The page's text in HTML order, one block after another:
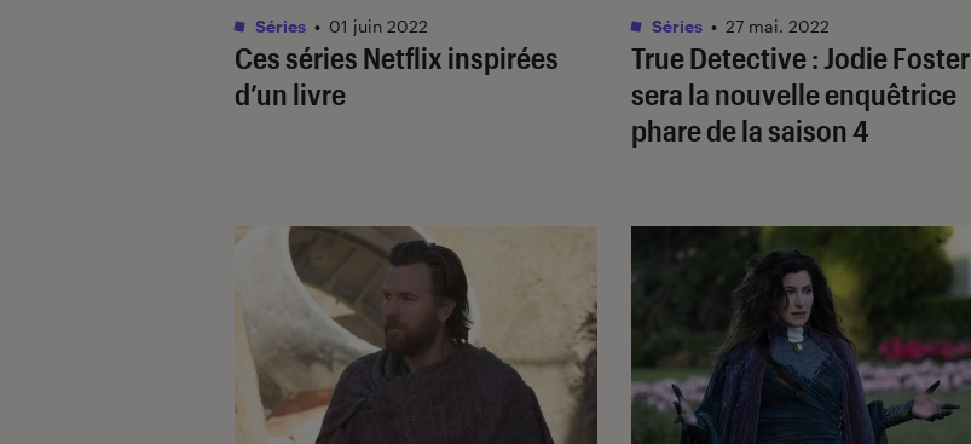
Ces séries Netflix inspirées
d’un livre
Séries • 01 juin 2022
True Detective: Jodie Foster
sera la nouvelle enquêtrice
phare de la saison 4
Séries • 27 mai. 2022